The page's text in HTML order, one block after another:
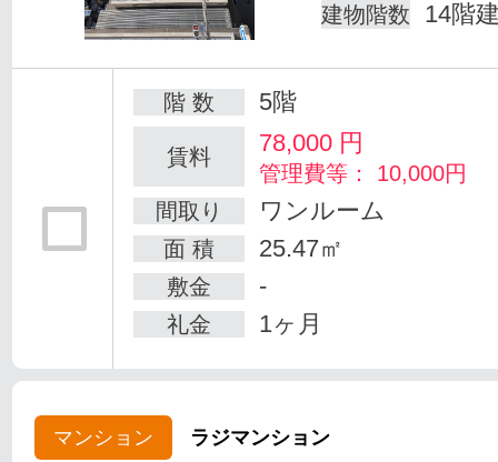
建物階数 14階
階 数 5階
賃料 78,000 円
管理費等： 10,000円
間取り
ワンルーム
面 積 25.47㎡
敷金 -
礼金 1ヶ月
マンション ラジマンション